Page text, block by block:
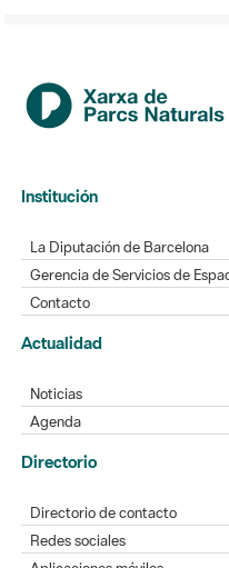
Institución
La Diputación de Barcelona
Gerencia de Servicios de
Contacto
Actualidad
Noticias
Agenda
Directorio
Directorio de contacto
Redes sociales